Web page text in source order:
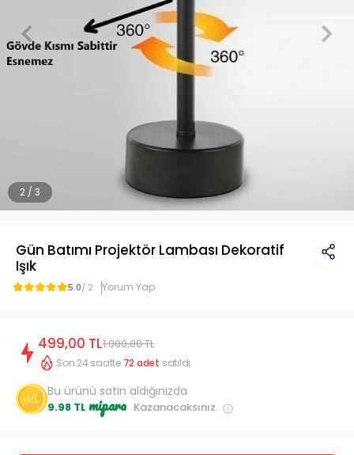
2 / 3
Gün Batımı Projektör Lambası Dekoratif
Işık
5.0/ 2 Yorum Yap
499,00 TL1.000,00 TL
Son 24 saatte 72 adet satıldı.
Bu ürünü satın aldığınızda
9.98 TL mipara Kazanacaksınız.